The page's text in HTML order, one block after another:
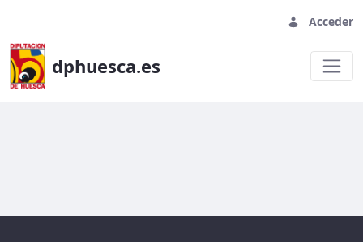
Acceder
dphuesca.es